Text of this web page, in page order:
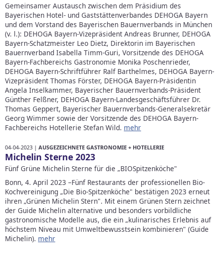
Gemeinsamer Austausch zwischen dem Präsidium des
Bayerischen Hotel- und Gaststättenverbandes DEHOGA Bayern
und dem Vorstand des Bayerischen Bauernverbands in München
(v. l.): DEHOGA Bayern-Vizepräsident Andreas Brunner, DEHOGA
Bayern-Schatzmeister Leo Dietz, Direktorin im Bayerischen
Bauernverband Isabella Timm-Guri, Vorsitzende des DEHOGA
Bayern-Fachbereichs Gastronomie Monika Poschenrieder,
DEHOGA Bayern-Schriftführer Ralf Barthelmes, DEHOGA Bayern-
Vizepräsident Thomas Förster, DEHOGA Bayern-Präsidentin
Angela Inselkammer, Bayerischer Bauernverbands-Präsident
Günther Felßner, DEHOGA Bayern-Landesgeschäftsführer Dr.
Thomas Geppert, Bayerischer Bauernverbands-Generalsekretär
Georg Wimmer sowie der Vorsitzende des DEHOGA Bayern-
Fachbereichs Hotellerie Stefan Wild. mehr
04-04-2023 | AUSGEZEICHNETE GASTRONOMIE + HOTELLERIE
Michelin Sterne 2023
Fünf Grüne Michelin Sterne für die „BIOSpitzenköche"
Bonn, 4. April 2023 –Fünf Restaurants der professionellen Bio-
Kochvereinigung „Die Bio-Spitzenköche" bestätigen 2023 erneut
ihren „Grünen Michelin Stern". Mit einem Grünen Stern zeichnet
der Guide Michelin alternative und besonders vorbildliche
gastronomische Modelle aus, die ein „kulinarisches Erlebnis auf
höchstem Niveau mit Umweltbewusstsein kombinieren" (Guide
Michelin). mehr